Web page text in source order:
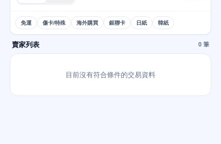
免運 傷卡/特殊 海外購買 銀聯卡 日紙 韓紙
賣家列表 0 筆
目前沒有符合條件的交易資料